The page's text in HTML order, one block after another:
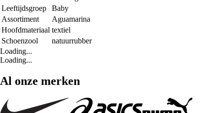
Leeftijdsgroep
Baby
Assortiment
Aguamarina
Hoofdmateriaal textiel
Schoenzool
natuurrubber
Loading...
Loading...
Al onze merken